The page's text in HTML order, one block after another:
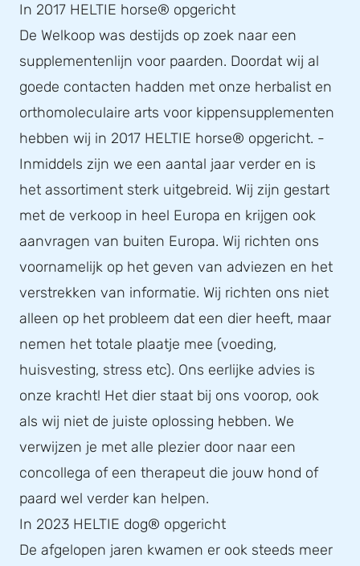
In 2017 HELTIE horse® opgericht
De Welkoop was destijds op zoek naar een
supplementenlijn voor paarden. Doordat wij al
goede contacten hadden met onze herbalist en
orthomoleculaire arts voor kippensupplementen
hebben wij in 2017 HELTIE horse® opgericht. -
Inmiddels zijn we een aantal jaar verder en is
het assortiment sterk uitgebreid. Wij zijn gestart
met de verkoop in heel Europa en krijgen ook
aanvragen van buiten Europa. Wij richten ons
voornamelijk op het geven van adviezen en het
verstrekken van informatie. Wij richten ons niet
alleen op het probleem dat een dier heeft, maar
nemen het totale plaatje mee (voeding,
huisvesting, stress etc). Ons eerlijke advies is
onze kracht! Het dier staat bij ons voorop, ook
als wij niet de juiste oplossing hebben. We
verwijzen je met alle plezier door naar een
concollega of een therapeut die jouw hond of
paard wel verder kan helpen.
In 2023 HELTIE dog® opgericht
De afgelopen jaren kwamen er ook steeds meer